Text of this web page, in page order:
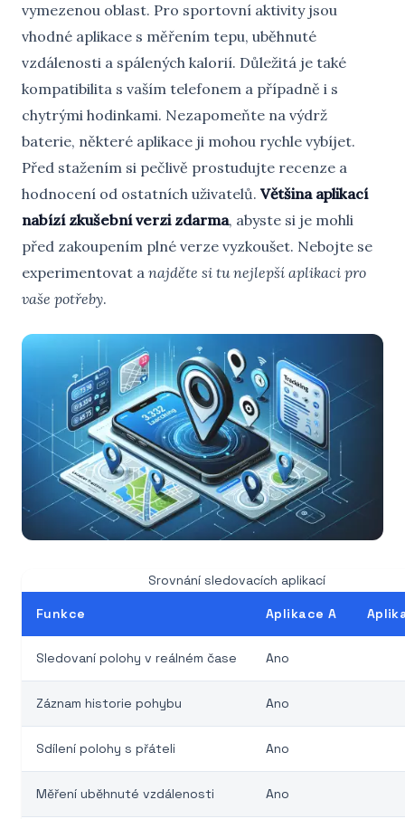
vymezenou oblast. Pro sportovní aktivity jsou
vhodné aplikace s měřením tepu, uběhnuté
vzdálenosti a spálených kalorií. Důležitá je také
kompatibilita s vaším telefonem a případně i s
chytrými hodinkami. Nezapomeňte na výdrž
baterie, některé aplikace ji mohou rychle vybíjet.
Před stažením si pečlivě prostudujte recenze a
hodnocení od ostatních uživatelů. Většina aplikací
nabízí zkušební verzi zdarma, abyste si je mohli
před zakoupením plné verze vyzkoušet. Nebojte se
experimentovat a najděte si tu nejlepší aplikaci pro
vaše potřeby.
Srovnání sledovacích aplikací
Funkce Aplikace A
Sledovaní polohy v reálném čase Ano
Záznam historie pohybu Ano
Sdílení polohy s přáteli Ano
Měření uběhnuté vzdálenosti Ano